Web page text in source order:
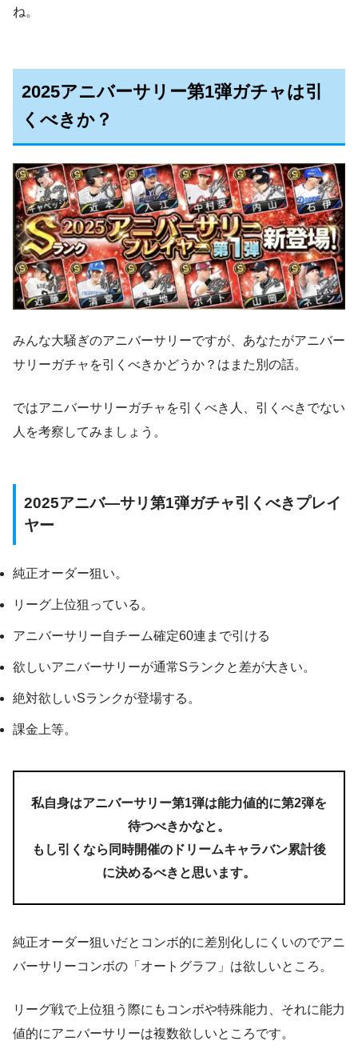
ね。
2025アニバーサリー第1弾ガチャは引
くべきか？
みんな大騒ぎのアニバーサリーですが、あなたがアニバー
サリーガチャを引くべきかどうか？はまた別の話。
ではアニバーサリーガチャを引くべき人、引くべきでない
人を考察してみましょう。
2025アニバ―サリ第1弾ガチャ引くべきプレイ
ヤー
純正オーダー狙い。
リーグ上位狙っている。
アニバーサリー自チーム確定60連まで引ける
欲しいアニバーサリーが通常Sランクと差が大きい。
絶対欲しいSランクが登場する。
課金上等。
私自身はアニバーサリー第1弾は能力値的に第2弾を
待つべきかなと。
もし引くなら同時開催のドリームキャラバン累計後
に決めるべきと思います。
純正オーダー狙いだとコンボ的に差別化しにくいのでアニ
バーサリーコンボの「オートグラフ」は欲しいところ。
リーグ戦で上位狙う際にもコンボや特殊能力、それに能力
値的にアニバーサリーは複数欲しいところです。